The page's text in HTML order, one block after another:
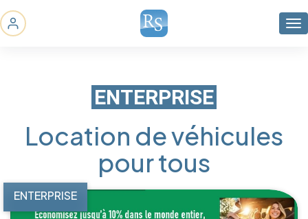
ENTERPRISE
Location de véhicules
pour tous
ENTERPRISE